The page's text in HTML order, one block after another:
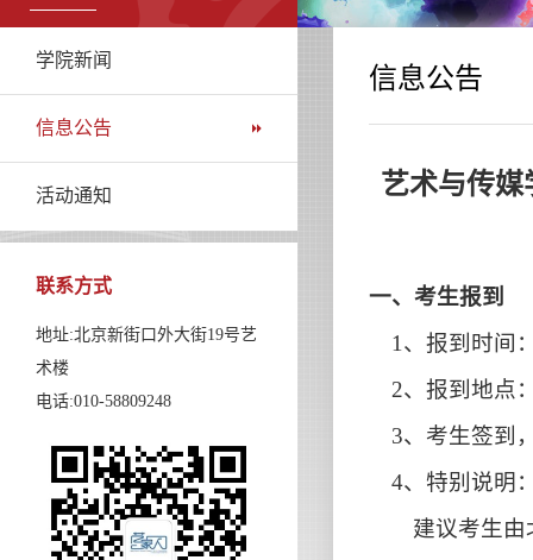
学院新闻
信息公告
活动通知
联系方式
地址:北京新街口外大街19号艺
术楼
电话:010-58809248
信息公告
艺术与传媒
一、考生报到
1、报到时间
2、报到地点
3、考生签到
4、特别说明
建议考生